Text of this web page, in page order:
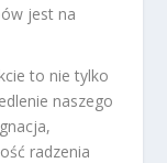
jest na
to nie tylko
naszego
radzenia